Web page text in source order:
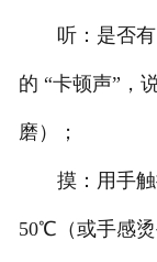
听：是否有
的 “卡顿声”，
磨）；
摸：用手触
50℃（或手感